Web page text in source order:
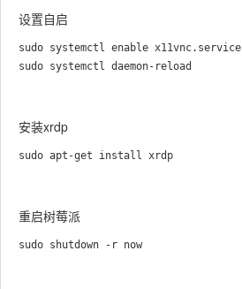
设置自启
sudo systemctl enable x11vnc.service
安装xrdp
重启树莓派